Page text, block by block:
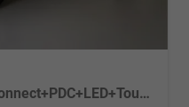
1.0 MPI Sitzheizung+AppConnect+PDC+LED+Touch+Lichtsensor+MultiLenkrad